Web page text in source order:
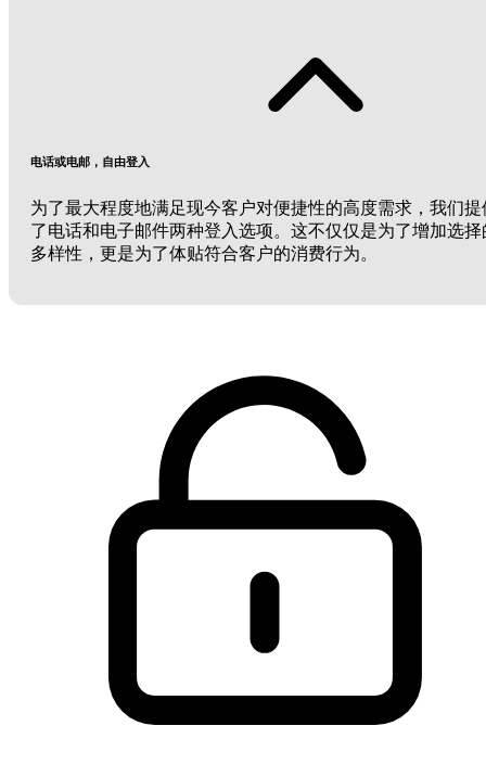
电话或电邮，自由登入
为了最大程度地满足现今客户对便捷性的高度需求，我们提
了电话和电子邮件两种登入选项。这不仅仅是为了增加选择
多样性，更是为了体贴符合客户的消费行为。